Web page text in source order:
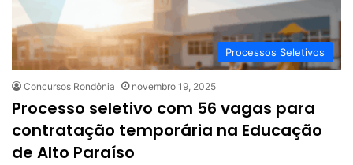
Processos Seletivos
Concursos Rondônia novembro 19, 2025
Processo seletivo com 56 vagas para
contratação temporária na Educação
de Alto Paraíso